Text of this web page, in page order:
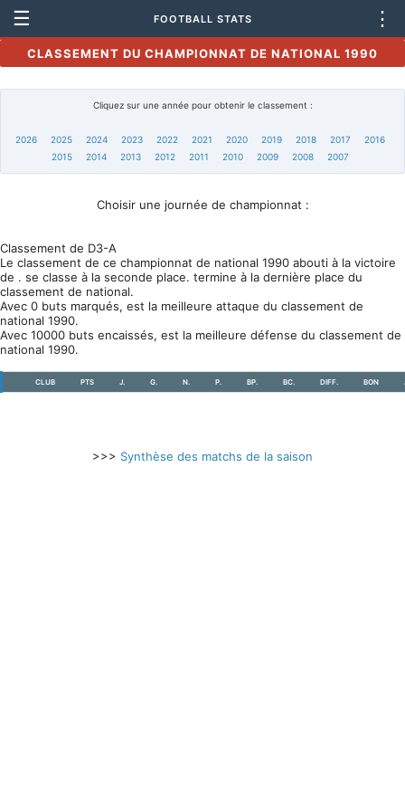
☰ FOOTBALL STATS ⋮
CLASSEMENT DU CHAMPIONNAT DE NATIONAL 1990
Cliquez sur une année pour obtenir le classement :
2026 2025 2024 2023 2022 2021 2020 2019 2018 2017
2016
2015
2014 2013 2012 2011 2010 2009 2008 2007
Choisir une journée de championnat :
Classement de D3-A
Le classement de ce championnat de national 1990 abouti à la victoire
de . se classe à la seconde place. termine à la dernière place du
classement de national.
Avec 0 buts marqués, est la meilleure attaque du classement de
national 1990.
Avec 10000 buts encaissés, est la meilleure défense du classement de
national 1990.
CLUB PTS J. G. N. P. BP. BC. DIFF. BON
>>> Synthèse des matchs de la saison